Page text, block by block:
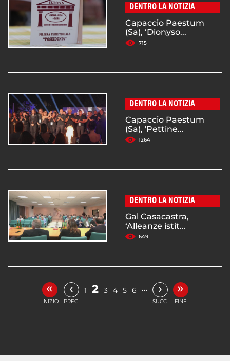
DENTRO LA NOTIZIA
Capaccio Paestum
(Sa), ‘Dionyso...
715
DENTRO LA NOTIZIA
Capaccio Paestum
(Sa), 'Pettine...
1264
DENTRO LA NOTIZIA
Gal Casacastra,
‘Alleanze istit...
649
«
INIZIO
‹
PREC.
1 2 3 4 5 6 … ›
SUCC.
»
FINE